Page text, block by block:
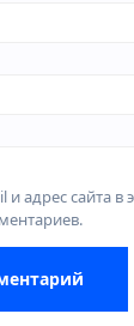
адрес сайта в